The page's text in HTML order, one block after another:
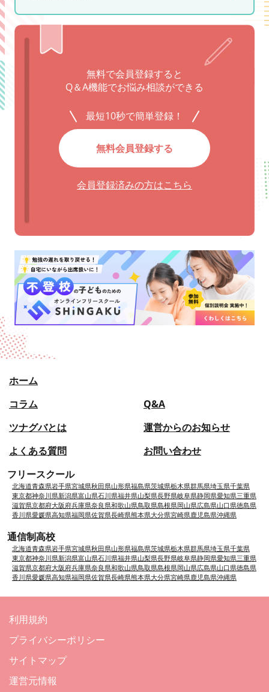
無料で会員登録すると
Q＆A機能でお悩み相談ができる
最短10秒で簡単登録！
無料会員登録する
会員登録済みの方はこちら
ホーム
コラム
Q&A
ツナグバとは
よくある質問
運営からのお知らせ
お問い合わせ
フリースクール
北海道青森県岩手県宮城県秋田県山形県福島県茨城県栃木県群馬県埼玉県千葉県
東京都神奈川県新潟県富山県石川県福井県山梨県長野県岐阜県静岡県愛知県三重県
滋賀県京都府大阪府兵庫県奈良県和歌山県鳥取県島根県岡山県広島県山口県徳島県
香川県愛媛県高知県福岡県佐賀県長崎県熊本県大分県宮崎県鹿児島県沖縄県
通信制高校
北海道青森県岩手県宮城県秋田県山形県福島県茨城県栃木県群馬県埼玉県千葉県
東京都神奈川県新潟県富山県石川県福井県山梨県長野県岐阜県静岡県愛知県三重県
滋賀県京都府大阪府兵庫県奈良県和歌山県鳥取県島根県岡山県広島県山口県徳島県
香川県愛媛県高知県福岡県佐賀県長崎県熊本県大分県宮崎県鹿児島県沖縄県
利用規約
プライバシーポリシー
サイトマップ
運営元情報